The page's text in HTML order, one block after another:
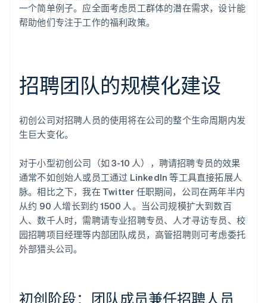
一个简单例子。应全面考虑员工群体的潜在需求，设计能
帮助他们专注于工作的福利政策。
招聘团队的规模化建设
初创公司对招聘人员的使用将在公司的整个生命周期内发
生巨大变化。
对于小型初创公司（如 3-10 人），聘请招聘专员的效果
通常不如创始人或员工通过 LinkedIn 等工具直接拓展人
脉。相比之下，我在 Twitter 任职期间，公司在两年半内
从约 90 人增长到约 1500 人。当公司规模扩大到数百
人、数千人时，需聘请专业招聘专员、人才寻访专员、校
园招聘项目经理等内部团队成员，高管招聘则可考虑委托
外部猎头公司。
初创阶段：团队成员兼任招聘人员